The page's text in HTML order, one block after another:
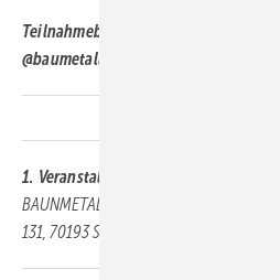
Teilnahmebedingungen für das
@baumetall „DACH+HOLZ 2026
1. Veranstalter
BAUNMETALL, der Alfons W. Gentner
131, 70193 Stuttgart.